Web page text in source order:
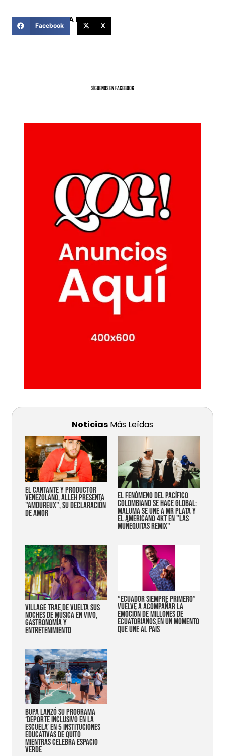
COMPARTIR ESTA NOTICIA
Facebook X
SíGUENOS EN FACEBOOK
Noticias Más Leídas
EL CANTANTE Y PRODUCTOR
VENEZOLANO, ALLEH PRESENTA
"AMOUREUX", SU DECLARACIÓN
DE AMOR
EL FENÓMENO DEL PACÍFICO
COLOMBIANO SE HACE GLOBAL:
MALUMA SE UNE A MR PLATA Y
EL AMERICANO 4KT EN "LAS
MUÑEQUITAS REMIX"
Village trae de vuelta sus
noches de música en vivo,
gastronomía y
entretenimiento
“Ecuador siempre primero”
vuelve a acompañar la
emoción de millones de
ecuatorianos en un momento
que une al país
Bupa lanzó su programa
‘Deporte Inclusivo en la
Escuela’ en 5 instituciones
educativas de Quito
mientras celebra espacio
verde